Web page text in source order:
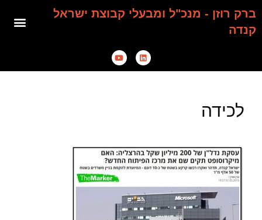
ברק רוזן - מנכ"ל ומבעלי קבוצת ישראל
קנדה
לכידה